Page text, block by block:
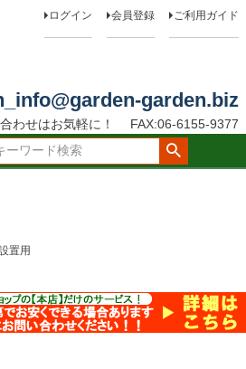
ログイン 会員登録 ご利用ガイド
garden.biz
わせはお気軽に！
FAX:06-6155-9377
置用